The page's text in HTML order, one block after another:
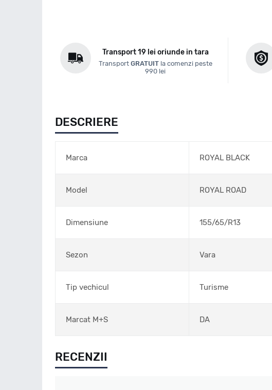
Transport 19 lei oriunde in tara
Transport GRATUITla comenzi peste
990 lei
DESCRIERE
Marca ROYAL BLACK
Model ROYAL ROAD
Dimensiune 155/65/R13
Sezon Vara
Tip vechicul Turisme
Marcat M+S DA
RECENZII